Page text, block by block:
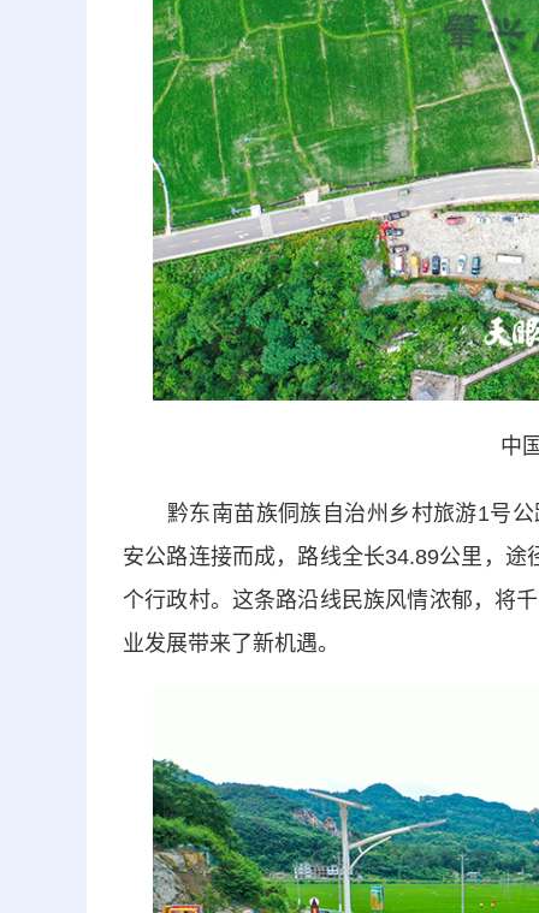
中
黔东南苗族侗族自治州乡村旅游1号公
安公路连接而成，路线全长34.89公里，
个行政村。这条路沿线民族风情浓郁，将
业发展带来了新机遇。